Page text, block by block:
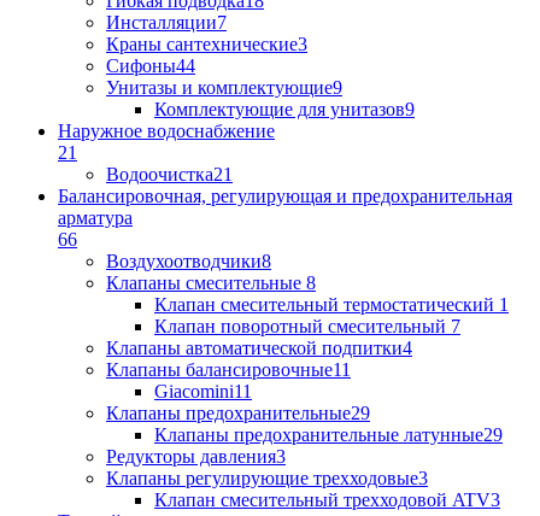
Инсталляции7
Краны сантехнические3
Сифоны44
Унитазы и комплектующие9
Комплектующие для унитазов9
Наружное водоснабжение
21
Водоочистка21
Балансировочная, регулирующая и предохранительная
арматура
66
Воздухоотводчики8
Клапаны cмесительные 8
Клапан cмесительный термостатический 1
Клапан поворотный cмесительный 7
Клапаны автоматической подпитки4
Клапаны балансировочные11
Giacomini11
Клапаны предохранительные29
Клапаны предохранительные латунные29
Редукторы давления3
Клапаны регулирующие трехходовые3
Клапан смесительный трехходовой ATV3